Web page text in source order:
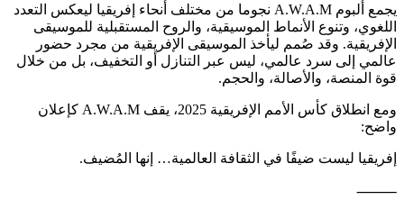
يجمع ألبوم A.W.A.M نجوما من مختلف أنحاء إفريقيا ليعكس التعدد
اللغوي، وتنوع الأنماط الموسيقية، والروح المستقبلية للموسيقى
الإفريقية. وقد صُمم ليأخذ الموسيقى الإفريقية من مجرد حضور
عالمي إلى سرد عالمي، ليس عبر التنازل أو التخفيف، بل من خلال
قوة المنصة، والأصالة، والحجم.
ومع انطلاق كأس الأمم الإفريقية 2025، يقف A.W.A.M كإعلان
واضح:
إفريقيا ليست ضيفًا في الثقافة العالمية… إنها المُضيف.
⸻